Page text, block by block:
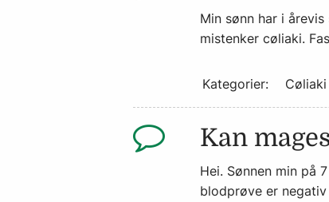
Min sønn har i
mistenker cøliaki.
Kategorier: Cøliaki
Kan
Hei. Sønnen min på
blodprøve er